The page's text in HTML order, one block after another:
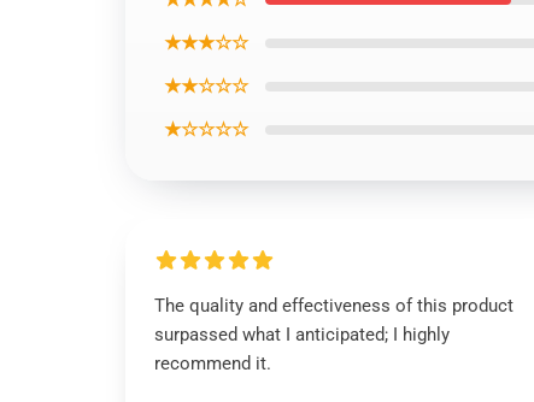
★★★☆☆
★★☆☆☆
★☆☆☆☆
The quality and effectiveness of this product
surpassed what I anticipated; I highly
recommend it.